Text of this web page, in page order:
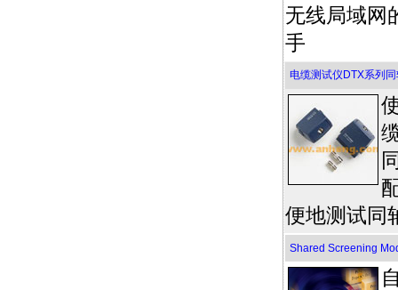
无线局域网
手
电缆测试仪DTX系列
便地测试同
Shared Screening